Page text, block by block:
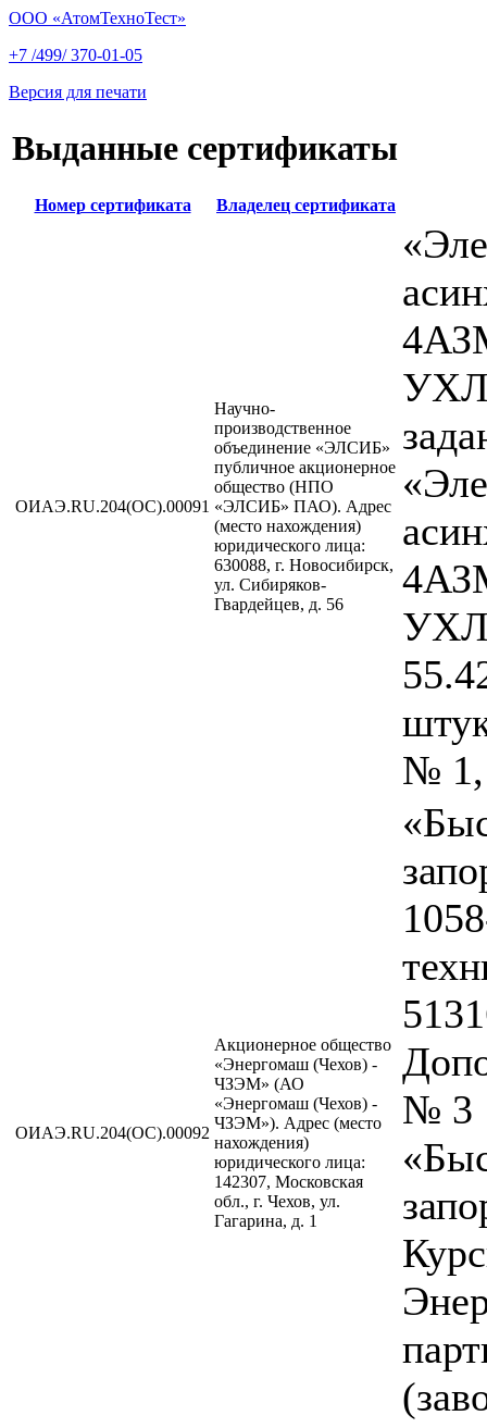
ООО «АтомТехноТест»
+7 /499/ 370-01-05
Версия для печати
Выданные сертификаты
Номер сертификата Владелец сертификата
ОИАЭ.RU.204(ОС).00091
Научно-
производственное
объединение «ЭЛСИБ»
публичное акционерное
общество (НПО
«ЭЛСИБ» ПАО). Адрес
(место нахождения)
юридического лица:
630088, г. Новосибирск,
ул. Сибиряков-
Гвардейцев, д. 56
№
ОИАЭ.RU.204(ОС).00092
Акционерное общество
«Энергомаш (Чехов) -
ЧЗЭМ» (АО
«Энергомаш (Чехов) -
ЧЗЭМ»). Адрес (место
нахождения)
юридического лица:
142307, Московская
обл., г. Чехов, ул.
Гагарина, д. 1
№ 3